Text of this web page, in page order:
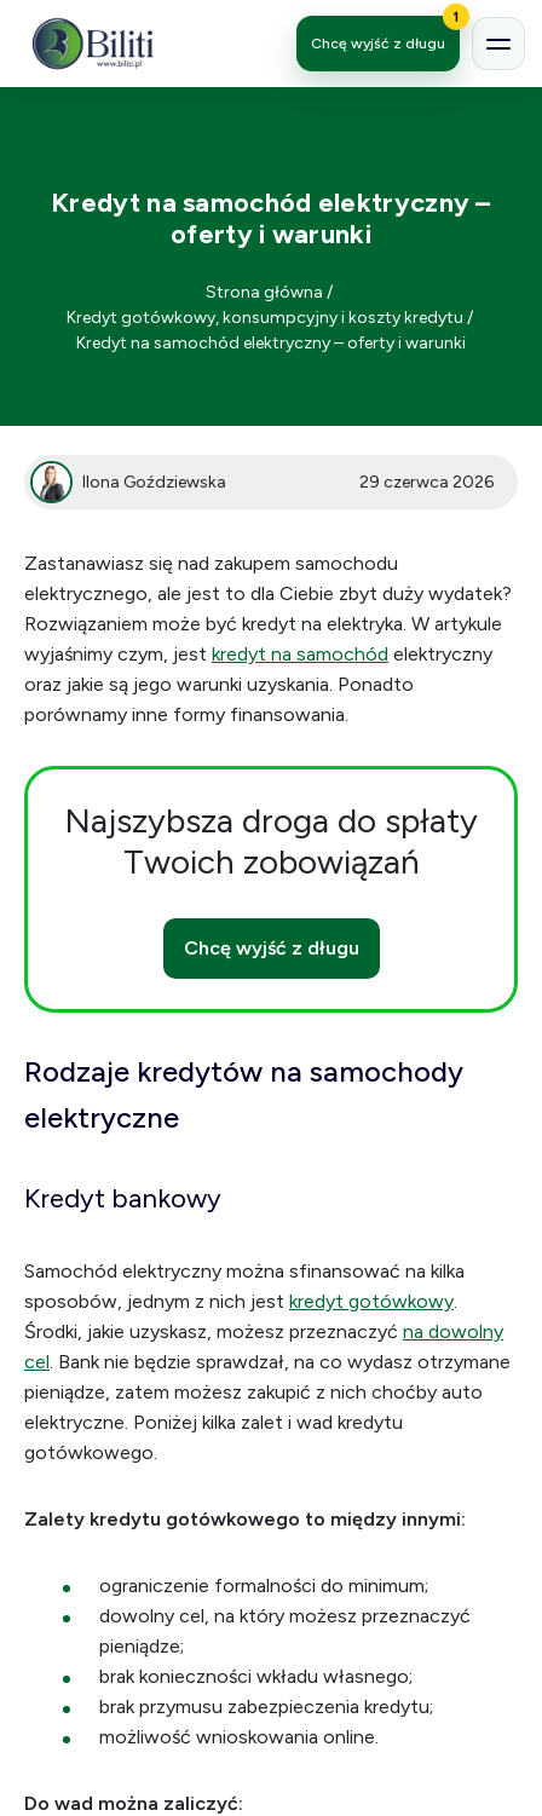
Chcę wyjść z długu
1
Kredyt na samochód elektryczny –
oferty i warunki
Strona główna /
Kredyt gotówkowy, konsumpcyjny i koszty kredytu /
Kredyt na samochód elektryczny – oferty i warunki
Ilona Goździewska 29 czerwca 2026
Zastanawiasz się nad zakupem samochodu
elektrycznego, ale jest to dla Ciebie zbyt duży wydatek?
Rozwiązaniem może być kredyt na elektryka. W artykule
wyjaśnimy czym, jest kredyt na samochód elektryczny
oraz jakie są jego warunki uzyskania. Ponadto
porównamy inne formy finansowania.
Najszybsza droga do spłaty
Twoich zobowiązań
Chcę wyjść z długu
Rodzaje kredytów na samochody
elektryczne
Kredyt bankowy
Samochód elektryczny można sfinansować na kilka
sposobów, jednym z nich jest kredyt gotówkowy.
Środki, jakie uzyskasz, możesz przeznaczyć na dowolny
cel. Bank nie będzie sprawdzał, na co wydasz otrzymane
pieniądze, zatem możesz zakupić z nich choćby auto
elektryczne. Poniżej kilka zalet i wad kredytu
gotówkowego.
Zalety kredytu gotówkowego to między innymi:
ograniczenie formalności do minimum;
dowolny cel, na który możesz przeznaczyć
pieniądze;
brak konieczności wkładu własnego;
brak przymusu zabezpieczenia kredytu;
możliwość wnioskowania online.
Do wad można zaliczyć: